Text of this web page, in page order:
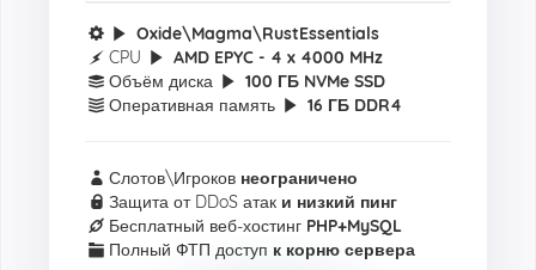
Oxide\Magma\RustEssentials
CPU
AMD EPYC - 4 x 4000 MHz
Объём диска
100 ГБ NVMe SSD
Оперативная память
16 ГБ DDR4
Слотов\Игроков неограничено
Защита от DDoS атак и низкий пинг
Бесплатный веб-хостинг PHP+MySQL
Полный ФТП доступ к корню сервера